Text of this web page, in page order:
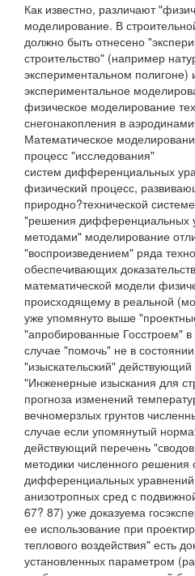
Как известно, различают
моделирование. В
должно быть отнесено
строительство" (например
экспериментальном
экспериментальное
физическое моделирование
снегонакопления в
Математическое
процесс "исследования"
систем дифференциальных
физический процесс,
природно?технической
"решения дифференциальных
методами" моделирование
"воспроизведением" ряда
обеспечивающих
математической модели
происходящему в реальной
уже упомянуто выше
"апробированные Госстроем"
случае "помочь" не в
"изыскательский"
"Инженерные изыскания для
прогноза изменений
вечномерзлых грунтов
случае если упомянутый
действующий перечень
методики численного решения
дифференциальных уравнений
анизотропных сред с
67? 87) уже доказуема
ее использование при
теплового воздействия" есть
установленных параметром